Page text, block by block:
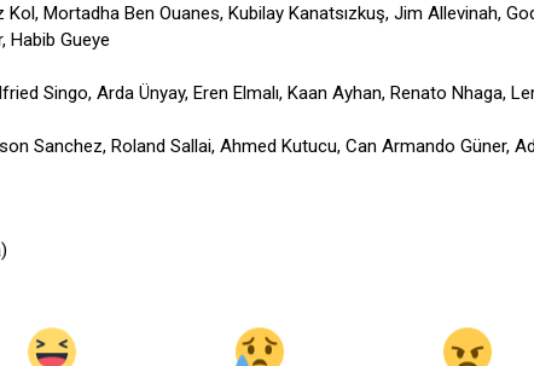
Kol, Mortadha Ben Ouanes, Kubilay Kanatsızkuş, Jim Allevinah,
Habib Gueye
Singo, Arda Ünyay, Eren Elmalı, Kaan Ayhan, Renato Nhaga,
Sanchez, Roland Sallai, Ahmed Kutucu, Can Armando Güner,